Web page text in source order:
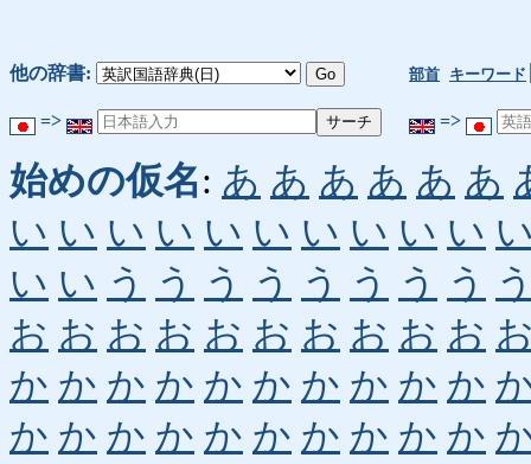
他の辞書: 部首 キーワード
=> =>
始めの仮名: あ あ あ あ あ あ
い い い い い い い い い い
い い う う う う う う う う
お お お お お お お お お お
か か か か か か か か か か
か か か か か か か か か か